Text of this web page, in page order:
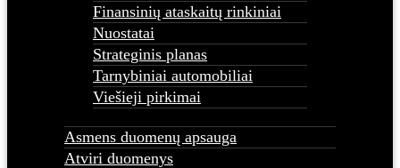
Finansinių ataskaitų rinkiniai
Nuostatai
Strateginis planas
Tarnybiniai automobiliai
Viešieji pirkimai
Asmens duomenų apsauga
Atviri duomenys